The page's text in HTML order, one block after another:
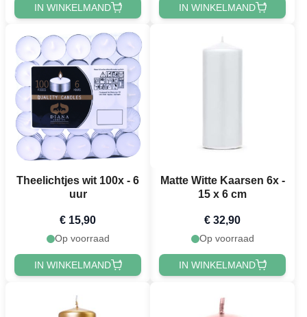
IN WINKELMAND IN WINKELMAND
Theelichtjes wit 100x - 6
uur
€ 15,90
Op voorraad
IN WINKELMAND
Matte Witte Kaarsen 6x -
15 x 6 cm
€ 32,90
Op voorraad
IN WINKELMAND